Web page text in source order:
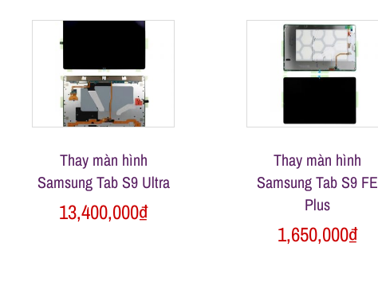
S
Thay màn hình
Samsung Tab S9 Ultra
13,400,000₫
Thay màn hình
Samsung Tab S9 FE
Plus
1,650,000₫